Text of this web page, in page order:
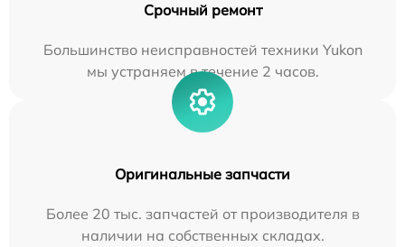
Срочный ремонт
Большинство неисправностей техники Yukon
мы устраняем в течение 2 часов.
Оригинальные запчасти
Более 20 тыс. запчастей от производителя в
наличии на собственных складах.